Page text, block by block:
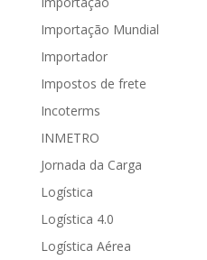
Importação Mundial
Importador
Impostos de frete
Incoterms
INMETRO
Jornada da Carga
Logística
Logística 4.0
Logística Aérea